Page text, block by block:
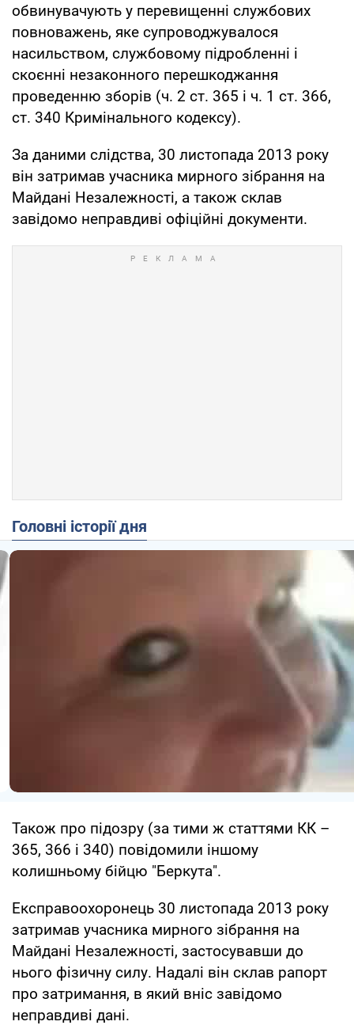
обвинувачують у перевищенні службових
повноважень, яке супроводжувалося
насильством, службовому підробленні і
скоєнні незаконного перешкоджання
проведенню зборів (ч. 2 ст. 365 і ч. 1 ст. 366,
ст. 340 Кримінального кодексу).
За даними слідства, 30 листопада 2013 року
він затримав учасника мирного зібрання на
Майдані Незалежності, а також склав
завідомо неправдиві офіційні документи.
Головні історії дня
Також про підозру (за тими ж статтями КК –
365, 366 і 340) повідомили іншому
колишньому бійцю "Беркута".
Експравоохоронець 30 листопада 2013 року
затримав учасника мирного зібрання на
Майдані Незалежності, застосувавши до
нього фізичну силу. Надалі він склав рапорт
про затримання, в який вніс завідомо
неправдиві дані.